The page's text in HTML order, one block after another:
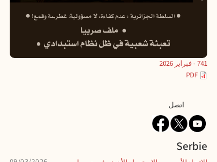
741 - فبراير 2026
PDF
Contactاتصل
Serbie